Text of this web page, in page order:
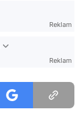
Reklam
Reklam